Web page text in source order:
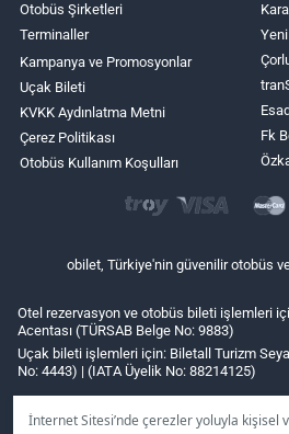
İnternet Sitesi’nde çerezler yoluyla kişisel
Otobüs Şirketleri
Terminaller
Kampanya ve Promosyonlar
Uçak Bileti
KVKK Aydınlatma Metni
Çerez Politikası
Otobüs Kullanım Koşulları
Fk
obilet, Türkiye'nin güvenilir otobüs
Otel rezervasyon ve otobüs bileti işlemleri
Acentası (TÜRSAB Belge No: 9883)
Uçak bileti işlemleri için: Biletall Turizm
No: 4443) | (IATA Üyelik No: 88214125)